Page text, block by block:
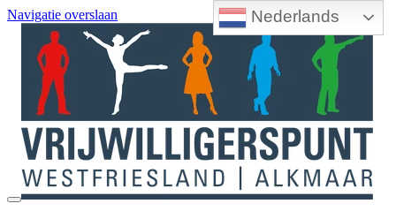
Nederlands
Navigatie overslaan